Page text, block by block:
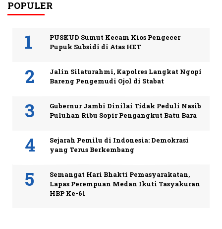
POPULER
PUSKUD Sumut Kecam Kios Pengecer
Pupuk Subsidi di Atas HET
Jalin Silaturahmi, Kapolres Langkat Ngopi
Bareng Pengemudi Ojol di Stabat
Gubernur Jambi Dinilai Tidak Peduli Nasib
Puluhan Ribu Sopir Pengangkut Batu Bara
Sejarah Pemilu di Indonesia: Demokrasi
yang Terus Berkembang
Semangat Hari Bhakti Pemasyarakatan,
Lapas Perempuan Medan Ikuti Tasyakuran
HBP Ke-61